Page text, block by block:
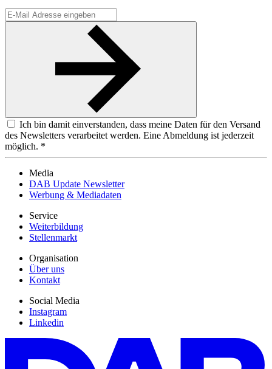
Ich bin damit einverstanden, dass meine Daten für den Versand
des Newsletters verarbeitet werden. Eine Abmeldung ist jederzeit
möglich. *
Media
DAB Update Newsletter
Werbung & Mediadaten
Service
Weiterbildung
Stellenmarkt
Organisation
Über uns
Kontakt
Social Media
Instagram
Linkedin